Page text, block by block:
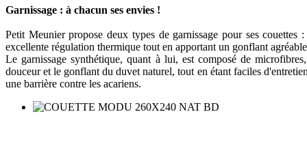
Garnissage : à chacun ses envies !
Petit Meunier propose deux types de garnissage pour ses
excellente régulation thermique tout en apportant un gonflant
Le garnissage synthétique, quant à lui, est composé de
douceur et le gonflant du duvet naturel, tout en étant faciles
une barrière contre les acariens.